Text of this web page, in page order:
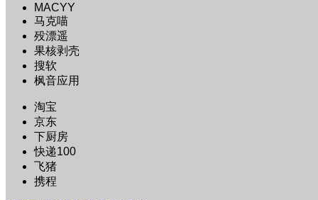
MACYY
马克喵
殁漂遥
果核剥壳
搜软
枫音应用
淘宝
京东
下厨房
快递100
飞猪
携程